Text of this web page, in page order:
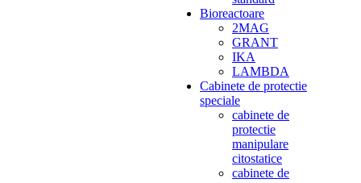
Bioreactoare
2MAG
GRANT
IKA
LAMBDA
Cabinete de protectie
speciale
cabinete de
protectie
manipulare
citostatice
cabinete de